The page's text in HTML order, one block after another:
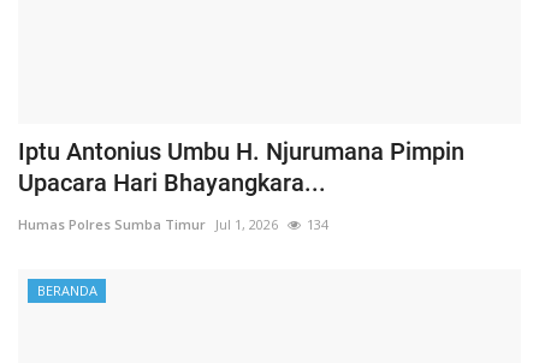
Iptu Antonius Umbu H. Njurumana Pimpin
Upacara Hari Bhayangkara...
Humas Polres Sumba Timur Jul 1, 2026 134
BERANDA